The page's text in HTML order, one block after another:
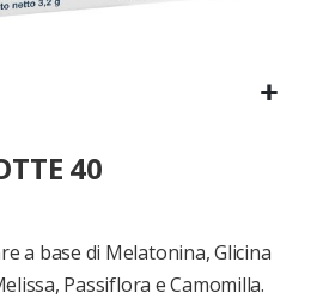
40
a base di Melatonina, Glicina
Passiflora e Camomilla.